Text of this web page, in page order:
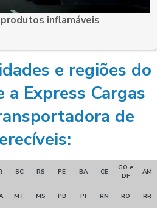
farmacêuticos
inflamáveis
perigosos
inflamáveis
e regiões do
a Express Cargas
de
SC RS PE BA CE
GO e
DF
AM
MT MS PB PI RN RO RR